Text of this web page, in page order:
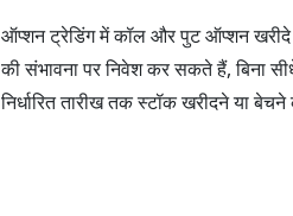
ऑप्शन ट्रेडिंग में कॉल और पुट ऑप्शन
की संभावना पर निवेश कर सकते हैं, बिना
निर्धारित तारीख तक स्टॉक खरीदने या